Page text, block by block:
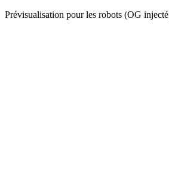
Prévisualisation pour les robots (OG